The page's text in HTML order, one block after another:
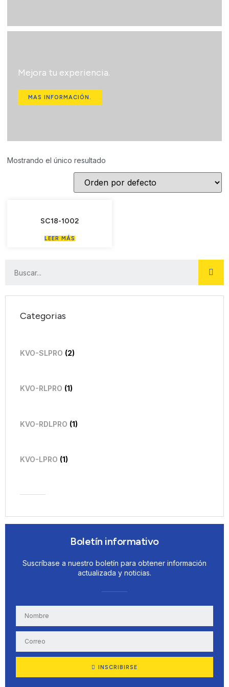
Categorias
KVO-SLPRO (2)
KVO-RLPRO (1)
KVO-RDLPRO (1)
KVO-LPRO (1)
Boletín informativo
Suscríbase a nuestro boletín para obtener información
actualizada y noticias.
INSCRIBIRSE
Mejora tu experiencia.
MAS INFORMACIÓN.
Mostrando el único resultado
SC18-1002
LEER MÁS